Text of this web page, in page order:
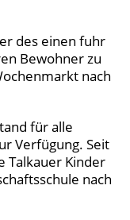
des einen fuhr
Bewohner zu
nach
für alle
Verfügung. Seit
Talkauer Kinder
nach